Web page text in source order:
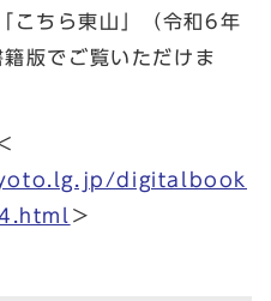
こちら東山」（令和6年
版でご覧いただけま
digitalbook
＞